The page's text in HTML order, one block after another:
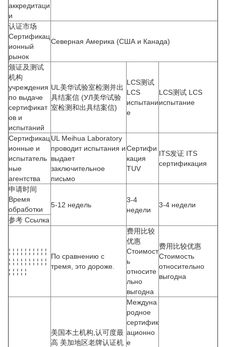
аккредитаци
и
认证市场
Сертификац
ионный
рынок
Северная Америка (США и Канада)
颁证及测试
机构
учреждения
по выдаче
сертификат
ов и
испытаний
UL美华试验室检测并出
具结案信 (УЛ美华试验
室检测和出具结案信)
LCS测试
LCS
испытани
е
LCS测试 LCS
испытание
Сертификац
ионные и
испытатель
ные
агентства
UL Meihua Laboratory
проводит испытания и
выдает
заключительное
письмо
Сертифи
кация
TUV
ITS发证 ITS
сертификация
申请时间
Время
обработки
5-12 недель
3-4
недели
3-4 недели
参考 Ссылка
¦ ¦ ¦ ¦ ¦ ¦ ¦ ¦ ¦ ¦
¦ ¦ ¦ ¦ ¦ ¦ ¦ ¦ ¦ ¦
¦ ¦ ¦ ¦ ¦
По сравнению с
тремя, это дороже.
费用比较
优惠
Стоимост
ь
относите
льно
выгодна
费用比较优惠
Стоимость
относительно
выгодна
美国本土机构,认可度最
高 美加地区老牌认证机
Междуна
родное
сертифик
ационно
е